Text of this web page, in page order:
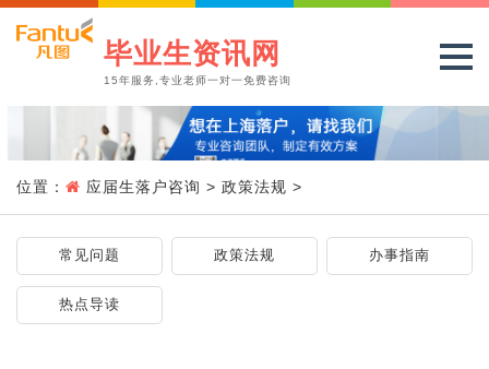
毕业生资讯网
15年服务,专业老师一对一免费咨询
位置： 应届生落户咨询 > 政策法规 >
常见问题 政策法规 办事指南
热点导读